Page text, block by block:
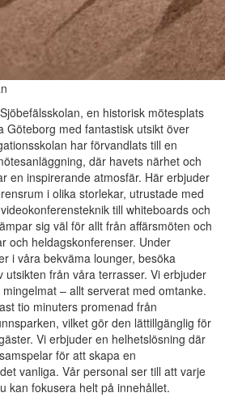
en historisk mötesplats
Göteborg med fantastisk utsikt över
har förvandlats till en
där havets närhet och
en inspirerande atmosfär. Här erbjuder
i olika storlekar, utrustade med
till whiteboards och
sig väl för allt från affärsmöten och
och heldagskonferenser. Under
i våra bekväma lounger, besöka
utsikten från våra terrasser. Vi erbjuder
– allt serverat med omtanke.
tio minuters promenad från
vilket gör den lättillgänglig för
Vi erbjuder en helhetslösning där
för att skapa en
vanliga. Vår personal ser till att varje
kan fokusera helt på innehållet.